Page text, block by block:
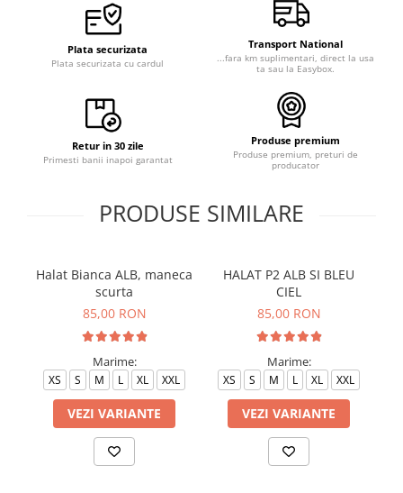
Plata securizata
Plata securizata cu cardul
Transport National
...fara km suplimentari, direct la usa
ta sau la Easybox.
Retur in 30 zile
Primesti banii inapoi garantat
Produse premium
Produse premium, preturi de
producator
PRODUSE SIMILARE
Halat Bianca ALB, maneca
scurta
85,00 RON
Marime:
XS S M L XL XXL
VEZI VARIANTE
HALAT P2 ALB SI BLEU
CIEL
85,00 RON
Marime:
XS S M L XL XXL
VEZI VARIANTE